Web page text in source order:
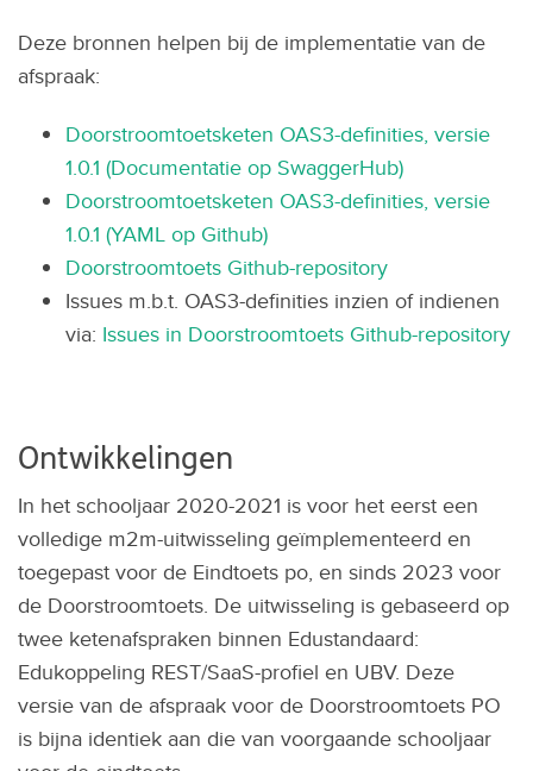
Deze bronnen helpen bij de implementatie van de
afspraak:
Doorstroomtoetsketen OAS3-definities, versie
1.0.1 (Documentatie op SwaggerHub)
Doorstroomtoetsketen OAS3-definities, versie
1.0.1 (YAML op Github)
Doorstroomtoets Github-repository
Issues m.b.t. OAS3-definities inzien of indienen
via: Issues in Doorstroomtoets Github-repository
Ontwikkelingen
In het schooljaar 2020-2021 is voor het eerst een
volledige m2m-uitwisseling geïmplementeerd en
toegepast voor de Eindtoets po, en sinds 2023 voor
de Doorstroomtoets. De uitwisseling is gebaseerd op
twee ketenafspraken binnen Edustandaard:
Edukoppeling REST/SaaS-profiel en UBV. Deze
versie van de afspraak voor de Doorstroomtoets PO
is bijna identiek aan die van voorgaande schooljaar